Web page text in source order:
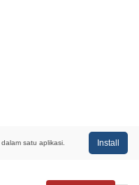
satu aplikasi. Install